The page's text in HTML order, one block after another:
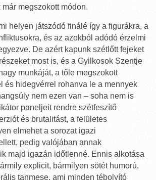
megszokott módon.
helyen játszódó finálé így a figurákra, a
és az azokból adódó érzelmi
De azért kapunk szétlőtt fejeket
most is, és a Gyilkosok Szentje
munkáját, a tőle megszokott
és hidegvérrel rohanva le a mennyek
nem ezen van – soha nem is
paneljeit rendre szétfeszítő
és brutalitást, a felületes
elmehet a sorozat igazi
pedig valójában annak
majd igazán időtlenné. Ennis alkotása
explicit, bármilyen sötét humorú,
tanmese, ami minden tébolyító